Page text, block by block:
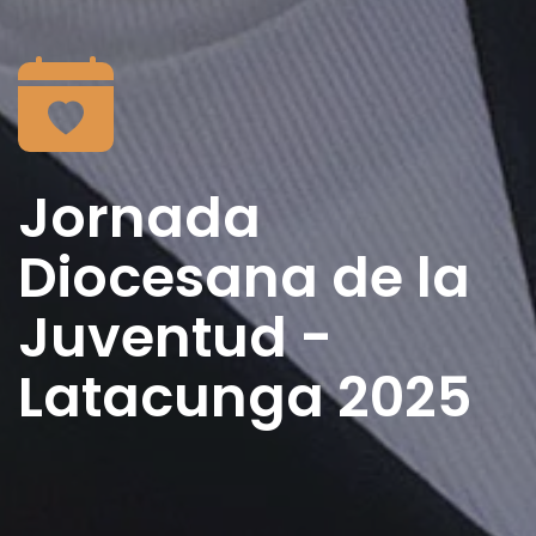
Jornada
Diocesana de la
Juventud -
Latacunga 2025